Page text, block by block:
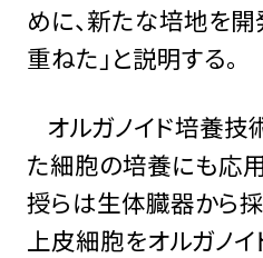
めに、新たな培地を
重ねた」と説明する。
オルガノイド培養
た細胞の培養にも応
授らは生体臓器から
上皮細胞をオルガノイ